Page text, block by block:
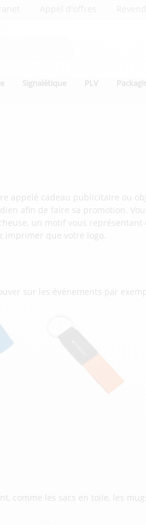
Signalétique PLV
appelé cadeau publicitaire ou
afin de faire sa promotion.
un motif vous représentant
imprimer que votre logo.
sur les événements par
comme les sacs en toile, les